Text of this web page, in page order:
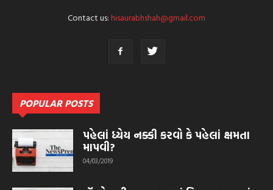
Contact us:hisaurabhshah@gmail.com
POPULAR POSTS
પહેલાં ધ્યેય નક્કી કરવો કે પહેલાં ક્ષમતા
માપવી?
04/03/2019